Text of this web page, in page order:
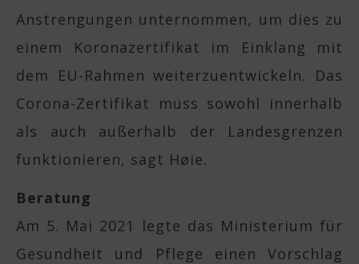
Anstrengungen unternommen, um dies zu
einem Koronazertifikat im Einklang mit
dem EU-Rahmen weiterzuentwickeln. Das
Corona-Zertifikat muss sowohl innerhalb
als auch außerhalb der Landesgrenzen
funktionieren, sagt Høie.
Beratung
Am 5. Mai 2021 legte das Ministerium für
Gesundheit und Pflege einen Vorschlag